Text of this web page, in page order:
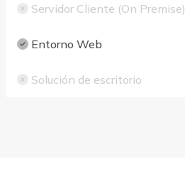
Servidor Cliente (On Premise)
Entorno Web
Solución de escritorio